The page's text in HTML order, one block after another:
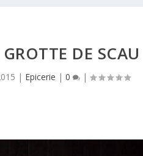
DE SCAU
| Epicerie | 0 |